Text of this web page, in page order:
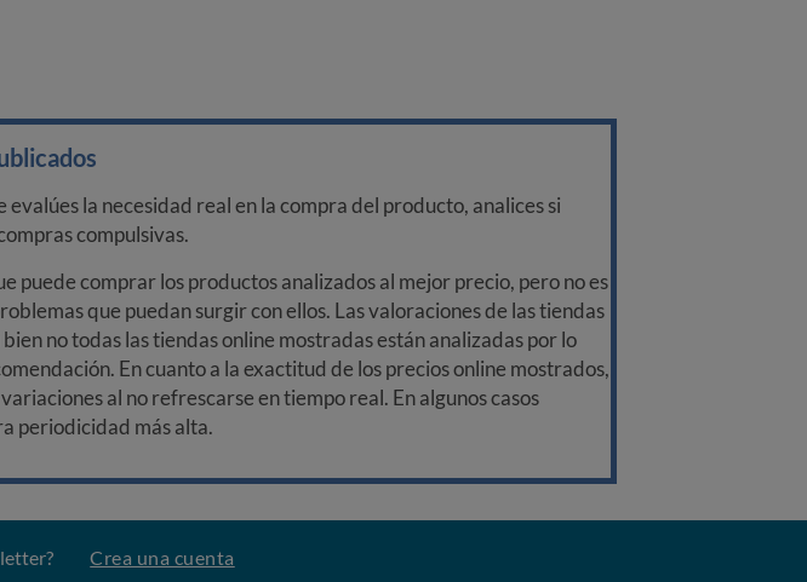
la necesidad real en la compra del producto, analices si
compulsivas.
puede comprar los productos analizados al mejor precio, pero no es
que puedan surgir con ellos. Las valoraciones de las tiendas
no todas las tiendas online mostradas están analizadas por lo
En cuanto a la exactitud de los precios online mostrados,
al no refrescarse en tiempo real. En algunos casos
periodicidad más alta.
Crea una cuenta